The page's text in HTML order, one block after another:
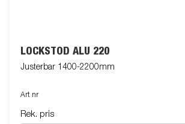
LOCKSTÖD ALU 220
Justerbar 1400-2200mm
Art nr
Rek. pris